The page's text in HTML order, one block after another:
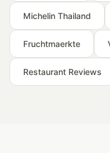
Michelin Thailand
Fruchtmaerkte
Restaurant Reviews